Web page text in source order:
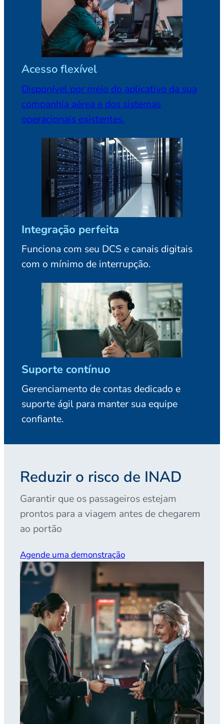
Acesso flexível
Disponível por meio do aplicativo da sua
companhia aérea e dos sistemas
operacionais existentes.
Integração perfeita
Funciona com seu DCS e canais digitais
com o mínimo de interrupção.
Suporte contínuo
Gerenciamento de contas dedicado e
suporte ágil para manter sua equipe
confiante.
Reduzir o risco de INAD
Garantir que os passageiros estejam
prontos para a viagem antes de chegarem
ao portão
Agende uma demonstração